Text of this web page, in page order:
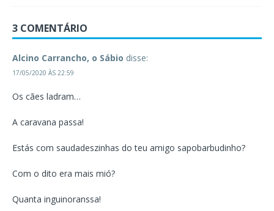
3 COMENTÁRIO
Alcino Carrancho, o Sábio disse:
17/05/2020 ÀS 22:59
Os cães ladram…
A caravana passa!
Estás com saudadeszinhas do teu amigo sapobarbudinho?
Com o dito era mais mió?
Quanta inguinoranssa!